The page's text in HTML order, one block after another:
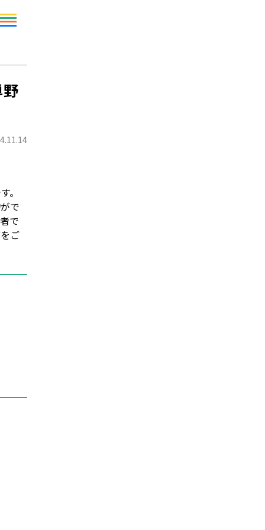
。
で
で
ご